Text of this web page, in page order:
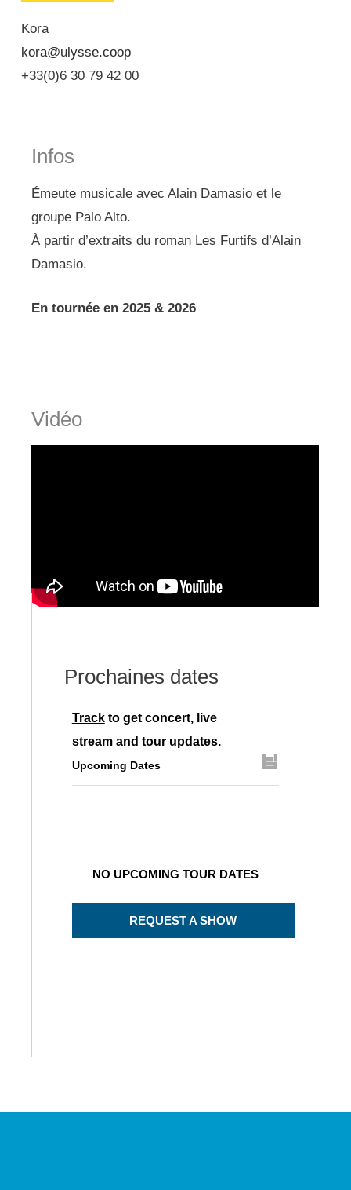
Kora
kora@ulysse.coop
+33(0)6 30 79 42 00
Infos
Émeute musicale avec Alain Damasio et le
groupe Palo Alto.
À partir d’extraits du roman Les Furtifs d’Alain
Damasio.
En tournée en 2025 & 2026
Vidéo
Prochaines dates
Trackto get concert, live
stream and tour updates.
Upcoming Dates
NO UPCOMING TOUR DATES
REQUEST A SHOW